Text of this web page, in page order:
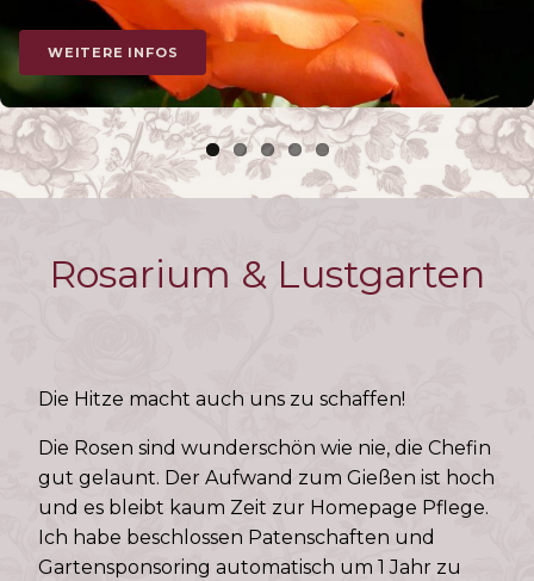
WEITERE INFOS
WEITERE INFOS
WEITERE INFOS
WEITERE INFOS
WEITERE INFOS
Rosarium & Lustgarten
Die Hitze macht auch uns zu schaffen!
Die Rosen sind wunderschön wie nie, die Chefin
gut gelaunt. Der Aufwand zum Gießen ist hoch
und es bleibt kaum Zeit zur Homepage Pflege.
Ich habe beschlossen Patenschaften und
Gartensponsoring automatisch um 1 Jahr zu